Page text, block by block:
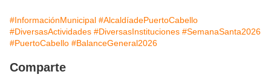
#InformaciónMunicipal #AlcaldíadePuertoCabello
#DiversasActividades #DiversasInstituciones #SemanaSanta2026
#PuertoCabello #BalanceGeneral2026
Comparte